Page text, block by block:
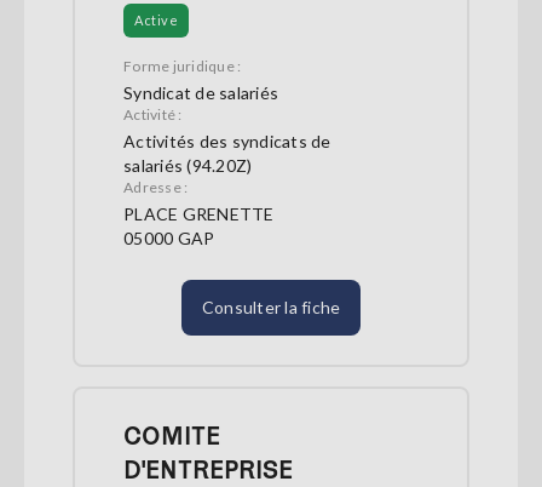
Active
Forme juridique :
Syndicat de salariés
Activité :
Activités des syndicats de
salariés (94.20Z)
Adresse :
PLACE GRENETTE
05000 GAP
Consulter la fiche
COMITE
D'ENTREPRISE